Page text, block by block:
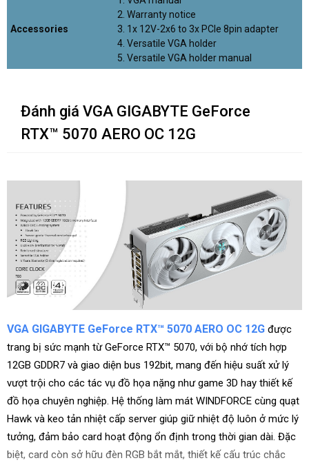
Accessories
2. Warranty notice
3. 1x 12V-2x6 to 3x PCIe 8pin adapter
4. Versatile VGA holder
5. Versatile VGA holder manual
Đánh giá VGA GIGABYTE GeForce
RTX™ 5070 AERO OC 12G
VGA GIGABYTE GeForce RTX™ 5070 AERO OC 12G được
trang bị sức mạnh từ GeForce RTX™ 5070, với bộ nhớ tích hợp
12GB GDDR7 và giao diện bus 192bit, mang đến hiệu suất xử lý
vượt trội cho các tác vụ đồ họa nặng như game 3D hay thiết kế
đồ họa chuyên nghiệp. Hệ thống làm mát WINDFORCE cùng quạt
Hawk và keo tản nhiệt cấp server giúp giữ nhiệt độ luôn ở mức lý
tưởng, đảm bảo card hoạt động ổn định trong thời gian dài. Đặc
biệt, card còn sở hữu đèn RGB bắt mắt, thiết kế cấu trúc chắc